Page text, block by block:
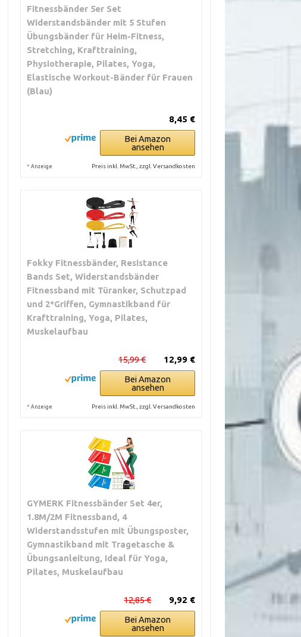
Fitnessbänder 5er Set
Widerstandsbänder mit 5 Stufen
Übungsbänder für Heim-Fitness,
Stretching, Krafttraining,
Physiotherapie, Pilates, Yoga,
Elastische Workout-Bänder für Frauen
(Blau)
8,45 €
Bei Amazon
ansehen
* Anzeige Preis inkl. MwSt., zzgl. Versandkosten
Fokky Fitnessbänder, Resistance
Bands Set, Widerstandsbänder
Fitnessband mit Türanker, Schutzpad
und 2*Griffen, Gymnastikband für
Krafttraining, Yoga, Pilates,
Muskelaufbau
12,99 €
15,99 €
Bei Amazon
ansehen
* Anzeige Preis inkl. MwSt., zzgl. Versandkosten
GYMERK Fitnessbänder Set 4er,
1.8M/2M Fitnessband, 4
Widerstandsstufen mit Übungsposter,
Gymnastikband mit Tragetasche &
Übungsanleitung, Ideal für Yoga,
Pilates, Muskelaufbau
9,92 €
12,85 €
Bei Amazon
ansehen